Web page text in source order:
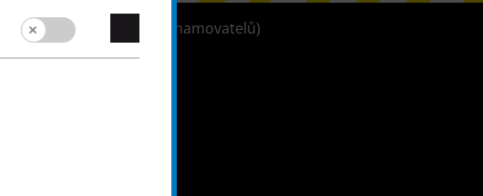
Systém whistleblowerů (oznamovatelů)